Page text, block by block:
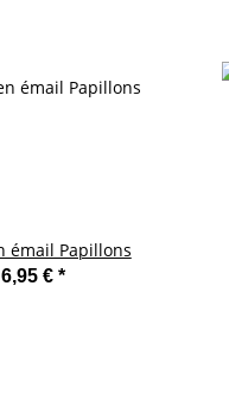
émail Papillons
6,95 €*